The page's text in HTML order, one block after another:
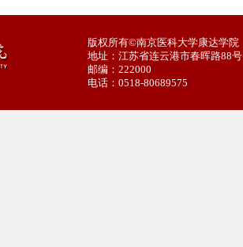
版权所有©南京医科大学康达学院
地址：江苏省连云港市春晖路88号
邮编：222000
电话：0518-80689575